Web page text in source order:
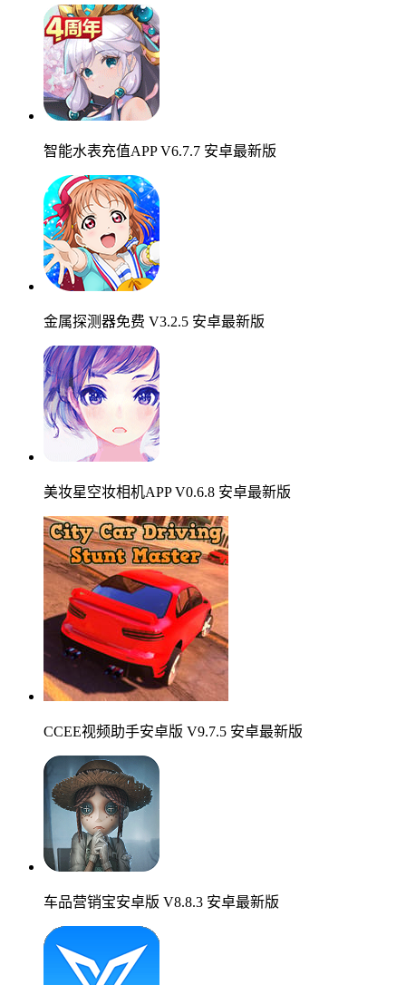
智能水表充值APP V6.7.7 安卓最新版
金属探测器免费 V3.2.5 安卓最新版
美妆星空妆相机APP V0.6.8 安卓最新版
CCEE视频助手安卓版 V9.7.5 安卓最新版
车品营销宝安卓版 V8.8.3 安卓最新版